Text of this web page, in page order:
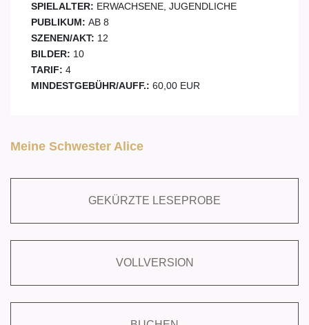
SPIELALTER: ERWACHSENE, JUGENDLICHE
PUBLIKUM: AB 8
SZENEN/AKT: 12
BILDER: 10
TARIF: 4
MINDESTGEBÜHR/AUFF.: 60,00 EUR
Meine Schwester Alice
GEKÜRZTE LESEPROBE
VOLLVERSION